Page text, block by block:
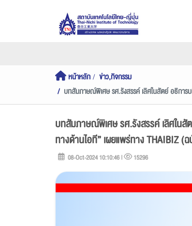
หน้าหลัก
ข่าว,กิจกรรม
บทสัมภาษณ์พิเศษ รศ.รังสรรค์ เลิศในสัตย์ อธิการ
บทสัมภาษณ์พิเศษ รศ.รังสรรค์ เลิศในสั
ทางด้านไอที” เผยแพร่ทาง THAIBIZ
08-Oct-2024 10:10:46 | 15296